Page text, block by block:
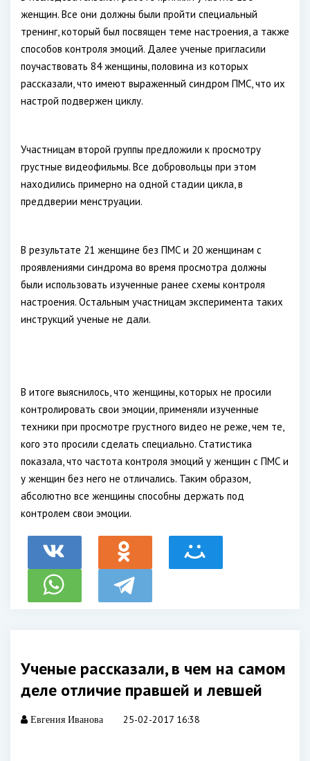
женщин. Все они должны были пройти специальный
тренинг, который был посвящен теме настроения, а также
способов контроля эмоций. Далее ученые пригласили
поучаствовать 84 женщины, половина из которых
рассказали, что имеют выраженный синдром ПМС, что их
настрой подвержен циклу.
Участницам второй группы предложили к просмотру
грустные видеофильмы. Все добровольцы при этом
находились примерно на одной стадии цикла, в
преддверии менструации.
В результате 21 женщине без ПМС и 20 женщинам с
проявлениями синдрома во время просмотра должны
были использовать изученные ранее схемы контроля
настроения. Остальным участницам эксперимента таких
инструкций ученые не дали.
В итоге выяснилось, что женщины, которых не просили
контролировать свои эмоции, применяли изученные
техники при просмотре грустного видео не реже, чем те,
кого это просили сделать специально. Статистика
показала, что частота контроля эмоций у женщин с ПМС и
у женщин без него не отличались. Таким образом,
абсолютно все женщины способны держать под
контролем свои эмоции.
Ученые рассказали, в чем на самом
деле отличие правшей и левшей
Евгения Иванова 25-02-2017 16:38